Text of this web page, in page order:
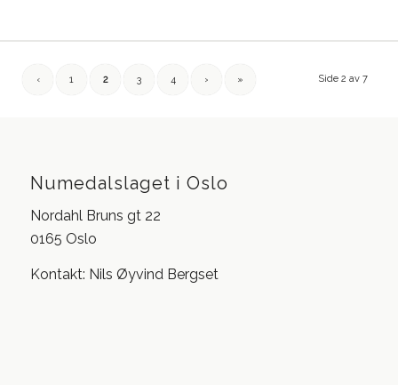
Side 2 av 7
‹ 1 2 3 4 › »
Numedalslaget i Oslo
Nordahl Bruns gt 22
0165 Oslo
Kontakt: Nils Øyvind Bergset